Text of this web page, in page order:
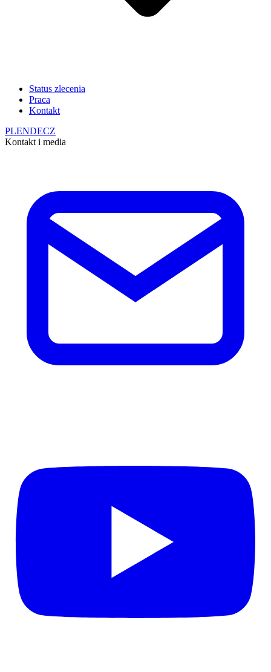
Status zlecenia
Praca
Kontakt
PLENDECZ
Kontakt i media